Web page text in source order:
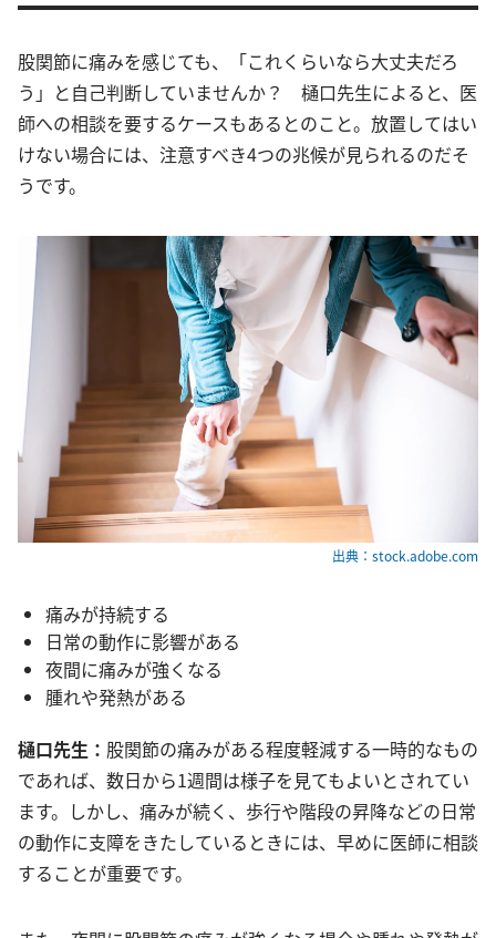
股関節に痛みを感じても、「これくらいなら大丈夫だろ
う」と自己判断していませんか？ 樋口先生によると、医
師への相談を要するケースもあるとのこと。放置してはい
けない場合には、注意すべき4つの兆候が見られるのだそ
うです。
出典：stock.adobe.com
痛みが持続する
日常の動作に影響がある
夜間に痛みが強くなる
腫れや発熱がある
樋口先生： 股関節の痛みがある程度軽減する一時的なもの
であれば、数日から1週間は様子を見てもよいとされてい
ます。しかし、痛みが続く、歩行や階段の昇降などの日常
の動作に支障をきたしているときには、早めに医師に相談
することが重要です。